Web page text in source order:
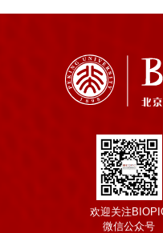
欢迎关注
微信公众号